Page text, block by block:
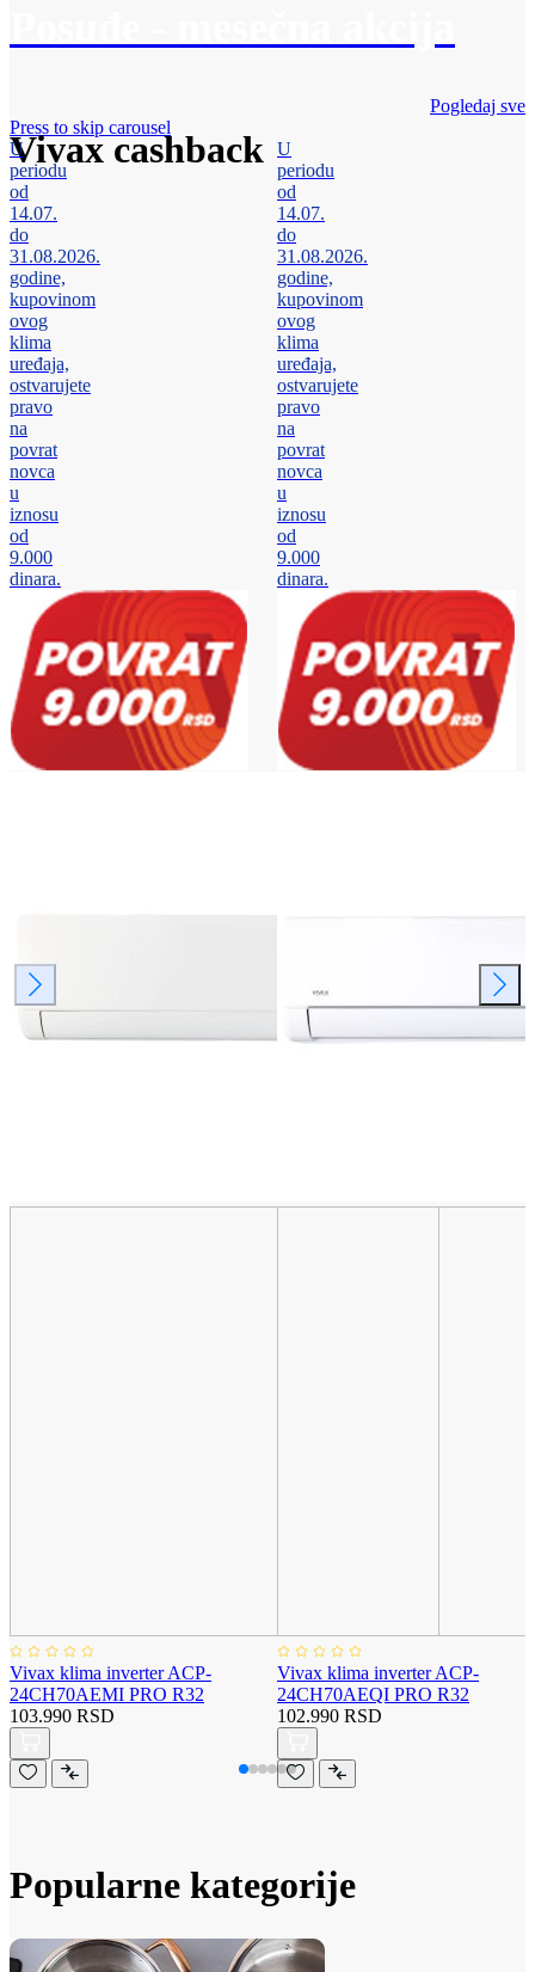
Vivax cashback
Pogledaj sve
Press to skip carousel
U
periodu
od
14.07.
do
31.08.2026.
godine,
kupovinom
ovog
klima
uređaja,
ostvarujete
pravo
na
povrat
novca
u
iznosu
od
9.000
dinara.
Vivax klima inverter ACP-
24CH70AEMI PRO R32
103.990 RSD
U
periodu
od
14.07.
do
31.08.2026.
godine,
kupovinom
ovog
klima
uređaja,
ostvarujete
pravo
na
povrat
novca
u
iznosu
od
9.000
dinara.
Vivax klima inverter ACP-
24CH70AEQI PRO R32
102.990 RSD
Popularne kategorije